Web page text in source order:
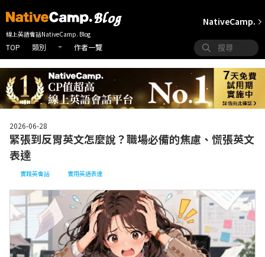
線上英語會話NativeCamp. Blog
TOP 類別 作者一覽
NativeCamp.
2026-06-28
緊張到反胃英文怎麼說？職場必備的焦慮、慌張英文
表達
實踐英會話 實用英語表達